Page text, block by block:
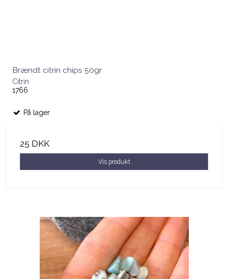
Brændt citrin chips 50gr
Citrin
1766
På lager
25 DKK
Vis produkt